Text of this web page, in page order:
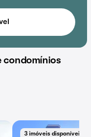
condomínios
3 imóveis disponíveis